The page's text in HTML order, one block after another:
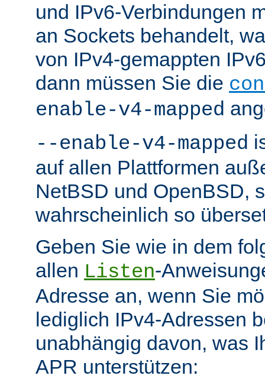
und IPv6-Verbindungen
an Sockets behandelt,
von IPv4-gemappten
dann müssen Sie die
enable-v4-mapped
--enable-v4-mapped
auf allen Plattformen
NetBSD und OpenBSD,
wahrscheinlich so
Geben Sie wie in dem
allen Listen-
Adresse an, wenn Sie
lediglich IPv4-Adressen
unabhängig davon, was
APR unterstützen: